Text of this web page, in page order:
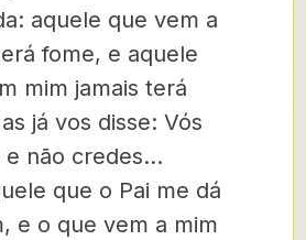
aquele que vem a
fome, e aquele
mim jamais terá
já vos disse: Vós
e não credes…
que o Pai me dá
e o que vem a mim